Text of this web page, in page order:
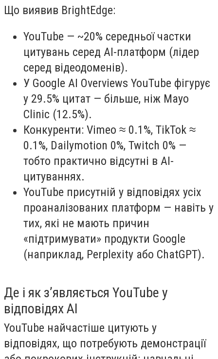
Що виявив BrightEdge:
YouTube — ~20% середньої частки
цитувань серед AI-платформ (лідер
серед відеодоменів).
У Google AI Overviews YouTube фігурує
у 29.5% цитат — більше, ніж Mayo
Clinic (12.5%).
Конкуренти: Vimeo ≈ 0.1%, TikTok ≈
0.1%, Dailymotion 0%, Twitch 0% —
тобто практично відсутні в AI-
цитуваннях.
YouTube присутній у відповідях усіх
проаналізованих платформ — навіть у
тих, які не мають причин
«підтримувати» продукти Google
(наприклад, Perplexity або ChatGPT).
Де і як з’являється YouTube у
відповідях AI
YouTube найчастіше цитують у
відповідях, що потребують демонстрації